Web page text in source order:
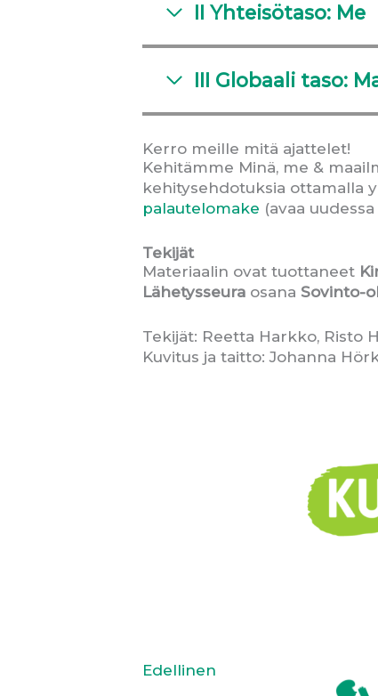
II Yhteisötaso: Me
III Globaali taso:
Kerro meille mitä ajattelet!
Kehitämme Minä, me &
kehitysehdotuksia ottamalla
palautelomake (avaa
Tekijät
Materiaalin ovat tuottaneet
Lähetysseura osana Sovinto-
Tekijät: Reetta Harkko, Risto
Kuvitus ja taitto: Johanna
Edellinen